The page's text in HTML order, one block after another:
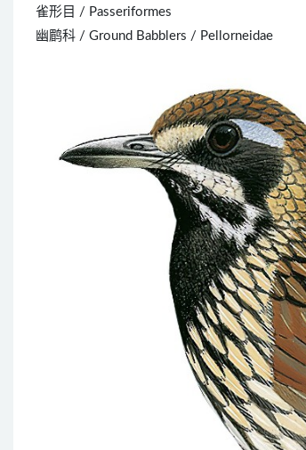
雀形目 / Passeriformes
幽鹛科 / Ground Babblers / Pellorneidae